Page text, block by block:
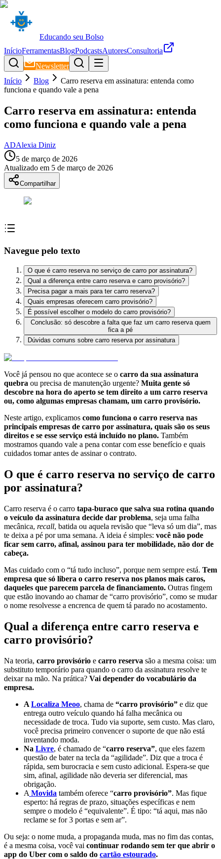
Educando seu Bolso
InícioFerramentasBlogPodcastsAutoresConsultoria
Newsletter
Início
Blog
Carro reserva em assinatura: entenda como
funciona e quando vale a pena
Carro reserva em assinatura: entenda
como funciona e quando vale a pena
ADAlexia Diniz
5 de março de 2026
Atualizado em 5 de março de 2026
Compartilhar
Navegue pelo texto
O que é carro reserva no serviço de carro por assinatura?
Qual a diferença entre carro reserva e carro provisório?
Precisa pagar a mais para ter carro reserva?
Quais empresas oferecem carro provisório?
É possível escolher o modelo do carro provisório?
Conclusão: só descobre a falta que faz um carro reserva quem
fica a pé
Dúvidas comuns sobre carro reserva por assinatura
Você já pensou no que acontece se o carro da sua assinatura
quebra ou precisa de manutenção urgente? Muita gente só
descobre na hora do aperto se tem direito a um carro reserva
ou, como algumas empresas chamam, um carro provisório.
Neste artigo, explicamos como funciona o carro reserva nas
principais empresas de carro por assinatura, quais são os seus
direitos e se esse serviço está incluído no plano. Também
mostramos quando vale a pena contar com esse benefício e quais
cuidados tomar antes de assinar o contrato.
O que é carro reserva no serviço de carro
por assinatura?
Carro reserva é o carro tapa-buraco que salva sua rotina quando
o veículo da assinatura decide dar problema, seja uma falha
mecânica, recall, batida ou aquela revisão que “leva só um dia”, mas
te deixa a pé por uma semana. A ideia é simples: você não pode
ficar sem carro, afinal, assinou para ter mobilidade, não dor de
cabeça.
Mas cuidado com o “tá tudo incluso”, porque nem sempre está. Tem
empresa que só libera o carro reserva nos planos mais caros,
daqueles que parecem parcela de financiamento. Outras fingem
que estão inovando ao chamar de “carro provisório”, como se mudar
o nome resolvesse a encrenca de quem tá parado no acostamento.
Qual a diferença entre carro reserva e
carro provisório?
Na teoria, carro provisório e carro reserva são a mesma coisa: um
substituto temporário para quando o carro da assinatura resolve te
deixar na mão. Na prática? Vai depender do vocabulário da
empresa.
A Localiza Meoo, chama de “carro provisório” e diz que
entrega outro veículo quando há falha mecânica ou
necessidade de troca. Tudo via suporte, sem custo. Mas claro,
você precisa primeiro convencer o suporte de que não está
inventando moda.
Na Livre, é chamado de “carro reserva”, que eles fazem
questão de bater na tecla da “agilidade”. Diz que a troca é
rápida, sem burocracia e sem custo adicional. Espera-se que
sim, afinal, agilidade não deveria ser diferencial, mas
obrigação.
A Movida também oferece “carro provisório”. Mas fique
esperto: há regras de prazo, situações específicas e nem
sempre o modelo é “equivalente”. É tipo: “tá aqui, mas não
reclame se for 3 portas e sem ar”.
Ou seja: o nome muda, a propaganda muda, mas no fim das contas,
é a mesma coisa, você vai continuar rodando sem ter que abrir o
app do Uber com o saldo do cartão estourado.